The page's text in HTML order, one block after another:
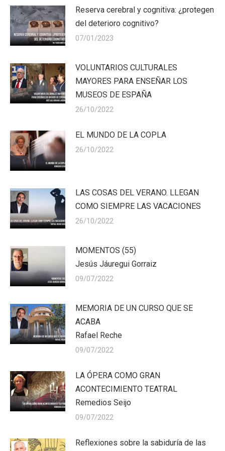
Reserva cerebral y cognitiva: ¿protegen
del deterioro cognitivo?
07/01/2023
VOLUNTARIOS CULTURALES
MAYORES PARA ENSEÑAR LOS
MUSEOS DE ESPAÑA
26/10/2022
EL MUNDO DE LA COPLA
26/10/2022
LAS COSAS DEL VERANO. LLEGAN
COMO SIEMPRE LAS VACACIONES
26/10/2022
MOMENTOS (55)
Jesús Jáuregui Gorraiz
09/07/2022
MEMORIA DE UN CURSO QUE SE
ACABA
Rafael Reche
09/07/2022
LA ÓPERA COMO GRAN
ACONTECIMIENTO TEATRAL
Remedios Seijo
09/07/2022
Reflexiones sobre la sabiduría de las